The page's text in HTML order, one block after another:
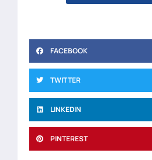
FACEBOOK
TWITTER
LINKEDIN
PINTEREST